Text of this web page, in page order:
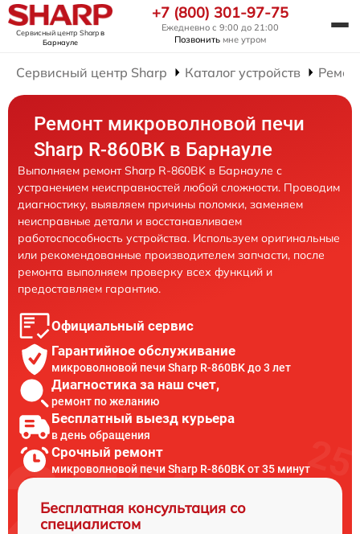
Сервисный центр Sharpв
Барнауле
+7 (800) 301-97-75
Ежедневно с 9:00 до 21:00
Позвонить мне утром
Сервисный центр Sharp Каталог устройств
Ремонт микроволновой печи
Sharp R-860BK в Барнауле
Выполняем ремонт Sharp R-860BK в Барнауле с
устранением неисправностей любой сложности. Проводим
диагностику, выявляем причины поломки, заменяем
неисправные детали и восстанавливаем
работоспособность устройства. Используем оригинальные
или рекомендованные производителем запчасти, после
ремонта выполняем проверку всех функций и
предоставляем гарантию.
Официальный сервис
Гарантийное обслуживание
микроволновой печи Sharp R-860BK до 3 лет
Диагностика за наш счет,
ремонт по желанию
Бесплатный выезд курьера
в день обращения
Срочный ремонт
микроволновой печи Sharp R-860BK от 35 минут
Бесплатная консультация со
специалистом